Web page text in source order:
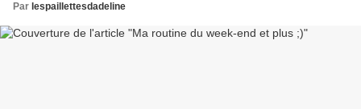
Par lespaillettesdadeline